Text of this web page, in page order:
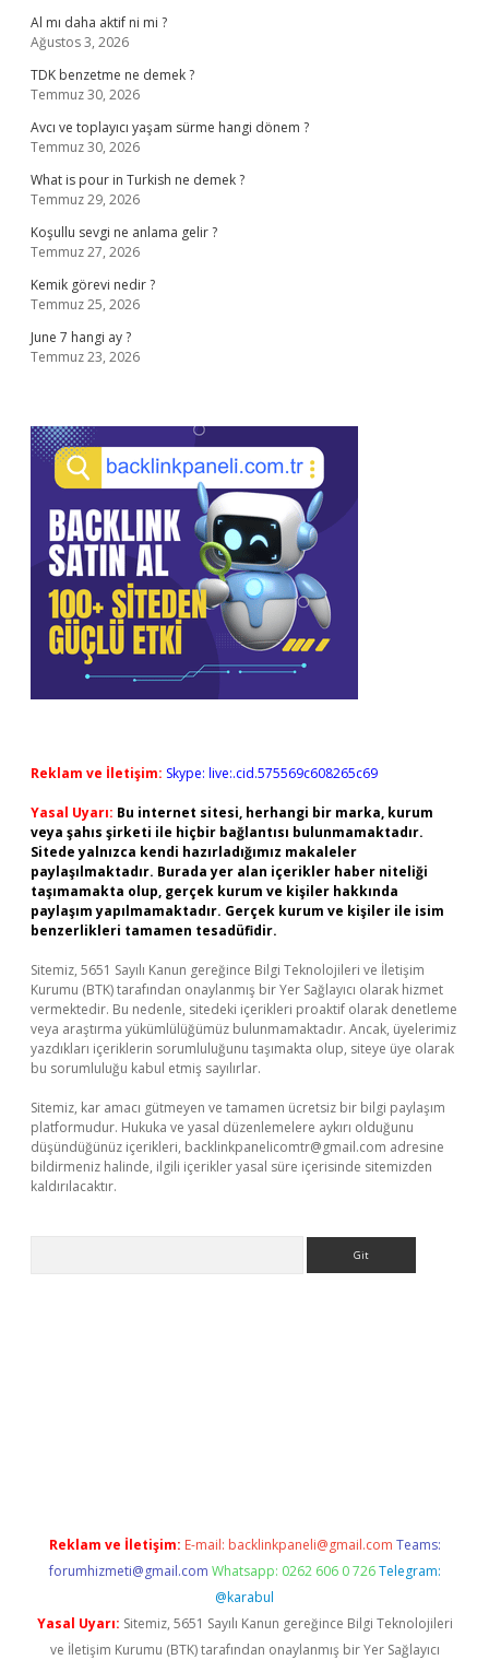
Al mı daha aktif ni mi ?
Ağustos 3, 2026
TDK benzetme ne demek ?
Temmuz 30, 2026
Avcı ve toplayıcı yaşam sürme hangi dönem ?
Temmuz 30, 2026
What is pour in Turkish ne demek ?
Temmuz 29, 2026
Koşullu sevgi ne anlama gelir ?
Temmuz 27, 2026
Kemik görevi nedir ?
Temmuz 25, 2026
June 7 hangi ay ?
Temmuz 23, 2026
Reklam ve İletişim: Skype: live:.cid.575569c608265c69
Yasal Uyarı: Bu internet sitesi, herhangi bir marka, kurum
veya şahıs şirketi ile hiçbir bağlantısı bulunmamaktadır.
Sitede yalnızca kendi hazırladığımız makaleler
paylaşılmaktadır. Burada yer alan içerikler haber niteliği
taşımamakta olup, gerçek kurum ve kişiler hakkında
paylaşım yapılmamaktadır. Gerçek kurum ve kişiler ile isim
benzerlikleri tamamen tesadüfidir.
Sitemiz, 5651 Sayılı Kanun gereğince Bilgi Teknolojileri ve İletişim
Kurumu (BTK) tarafından onaylanmış bir Yer Sağlayıcı olarak hizmet
vermektedir. Bu nedenle, sitedeki içerikleri proaktif olarak denetleme
veya araştırma yükümlülüğümüz bulunmamaktadır. Ancak, üyelerimiz
yazdıkları içeriklerin sorumluluğunu taşımakta olup, siteye üye olarak
bu sorumluluğu kabul etmiş sayılırlar.
Sitemiz, kar amacı gütmeyen ve tamamen ücretsiz bir bilgi paylaşım
platformudur. Hukuka ve yasal düzenlemelere aykırı olduğunu
düşündüğünüz içerikleri, backlinkpanelicomtr@gmail.com adresine
bildirmeniz halinde, ilgili içerikler yasal süre içerisinde sitemizden
kaldırılacaktır.
Reklam ve İletişim: E-mail: backlinkpaneli@gmail.com Teams:
forumhizmeti@gmail.com Whatsapp: 0262 606 0 726 Telegram:
@karabul
Yasal Uyarı: Sitemiz, 5651 Sayılı Kanun gereğince Bilgi Teknolojileri
ve İletişim Kurumu (BTK) tarafından onaylanmış bir Yer Sağlayıcı